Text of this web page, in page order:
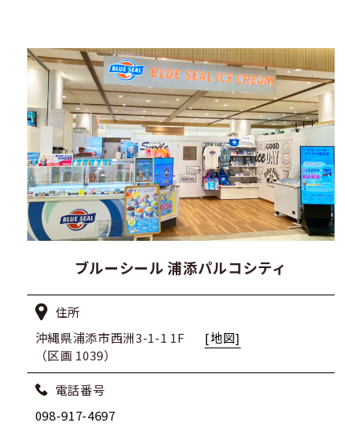
ブルーシール 浦添パルコシティ
住所
沖縄県浦添市西洲3-1-1 1F
（区画 1039）
[地図]
電話番号
098-917-4697